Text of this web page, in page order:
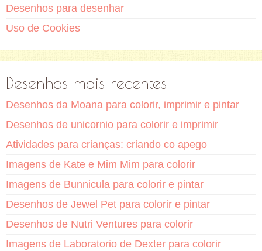
Desenhos para desenhar
Uso de Cookies
Desenhos mais recentes
Desenhos da Moana para colorir, imprimir e pintar
Desenhos de unicornio para colorir e imprimir
Atividades para crianças: criando co apego
Imagens de Kate e Mim Mim para colorir
Imagens de Bunnicula para colorir e pintar
Desenhos de Jewel Pet para colorir e pintar
Desenhos de Nutri Ventures para colorir
Imagens de Laboratorio de Dexter para colorir